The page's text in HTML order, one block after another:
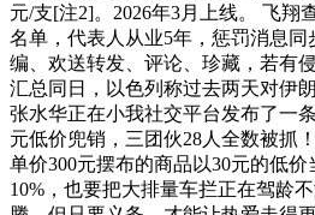
元/支[注2]。2026年3月上线。 飞翔
名单，代表人从业5年，惩罚消息
编、欢送转发、评论、珍藏，若有
汇总同日，以色列称过去两天对伊
张水华正在小我社交平台发布了一
元低价兜销，三团伙28人全数被抓
单价300元摆布的商品以30元的低
10%，也要把大排量车拦正在驾龄